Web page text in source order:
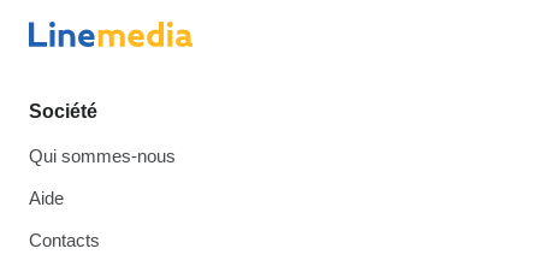
Société
Qui sommes-nous
Aide
Contacts